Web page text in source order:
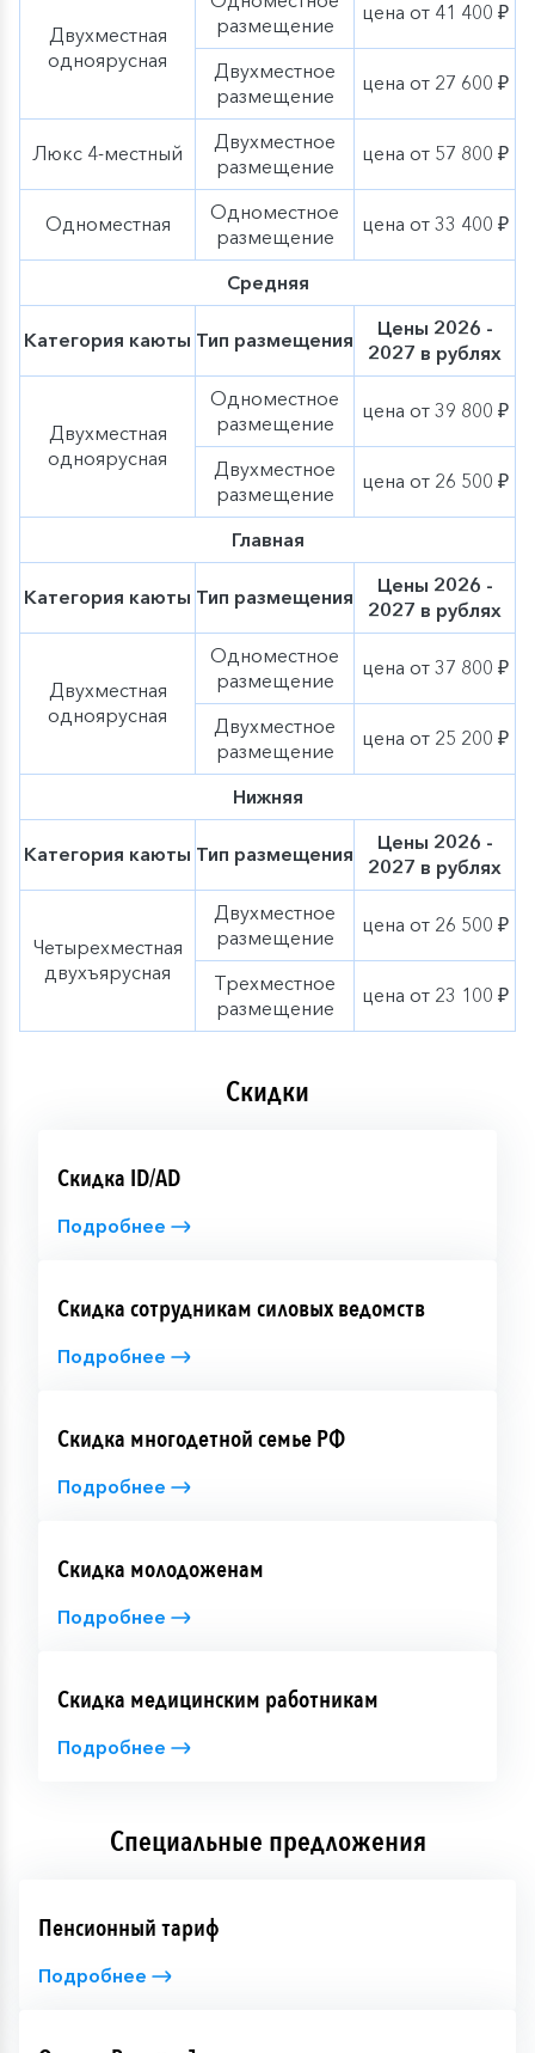
компании с наступлением сентября начнут появляться
дополнительные элементы осеннего декора,
тематические мероприятия, экскурсии и сезонное
меню нашей оригинальной гастрономической
концепции «Родные берега». Ощутите
осени вместе с «ВодоходЪ»!
Двухместная
одноярусная
размещение
цена от 41 400 ₽
Двухместное
размещение
цена от 27 600 ₽
Люкс 4-местный
Двухместное
размещение
цена от 57 800 ₽
Одноместная
Одноместное
размещение
цена от 33 400 ₽
Средняя
Категория каюты Тип размещения
Цены 2026 -
2027 в рублях
Двухместная
одноярусная
Одноместное
размещение
цена от 39 800 ₽
Двухместное
размещение
цена от 26 500 ₽
Главная
Категория каюты Тип размещения
Цены 2026 -
2027 в рублях
Двухместная
одноярусная
Одноместное
размещение
цена от 37 800 ₽
Двухместное
размещение
цена от 25 200 ₽
Нижняя
Категория каюты Тип размещения
Цены 2026 -
2027 в рублях
Четырехместная
двухъярусная
Двухместное
размещение
цена от 26 500 ₽
Трехместное
размещение
цена от 23 100 ₽
Скидки
Скидка ID/AD
Подробнее
Скидка сотрудникам силовых ведомств
Подробнее
Скидка многодетной семье РФ
Подробнее
Скидка молодоженам
Подробнее
Скидка медицинским работникам
Подробнее
Специальные предложения
Пенсионный тариф
Подробнее